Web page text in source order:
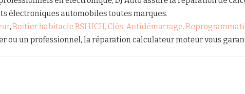
électroniques automobiles toutes marques.
, Boitier habitacle BSI UCH, Clés, Antidémarrage,
ou un professionnel, la réparation calculateur moteur vous